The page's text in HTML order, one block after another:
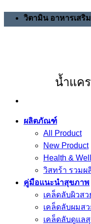
วิตามิน อาหารเสริ
ผลิตภัณฑ์
All Product
New Product
Health &
วิสทร้า รวม
คู่มือแนะนำสุขภาพ
เคล็ดลับผิวส
เคล็ดลับผมส
เคล็ดลับดูแล
น้ำแค